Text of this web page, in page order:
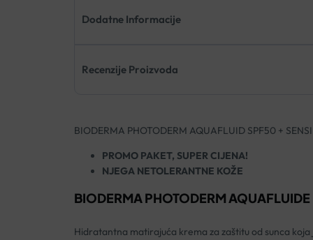
Dodatne Informacije
Recenzije Proizvoda
BIODERMA PHOTODERM AQUAFLUID SPF50 +
PROMO PAKET, SUPER CIJENA!
NJEGA NETOLERANTNE KOŽE
BIODERMA PHOTODERM
Hidratantna matirajuća krema za zaštitu od sunca